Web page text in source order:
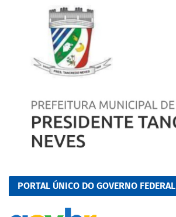
PORTAL ÚNICO DO GOVERNO FEDERAL